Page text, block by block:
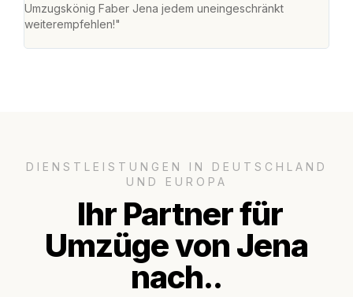
Umzugskönig Faber Jena jedem uneingeschränkt
weiterempfehlen!"
DIENSTLEISTUNGEN IN DEUTSCHLAND
UND EUROPA
Ihr Partner für
Umzüge von Jena
nach..